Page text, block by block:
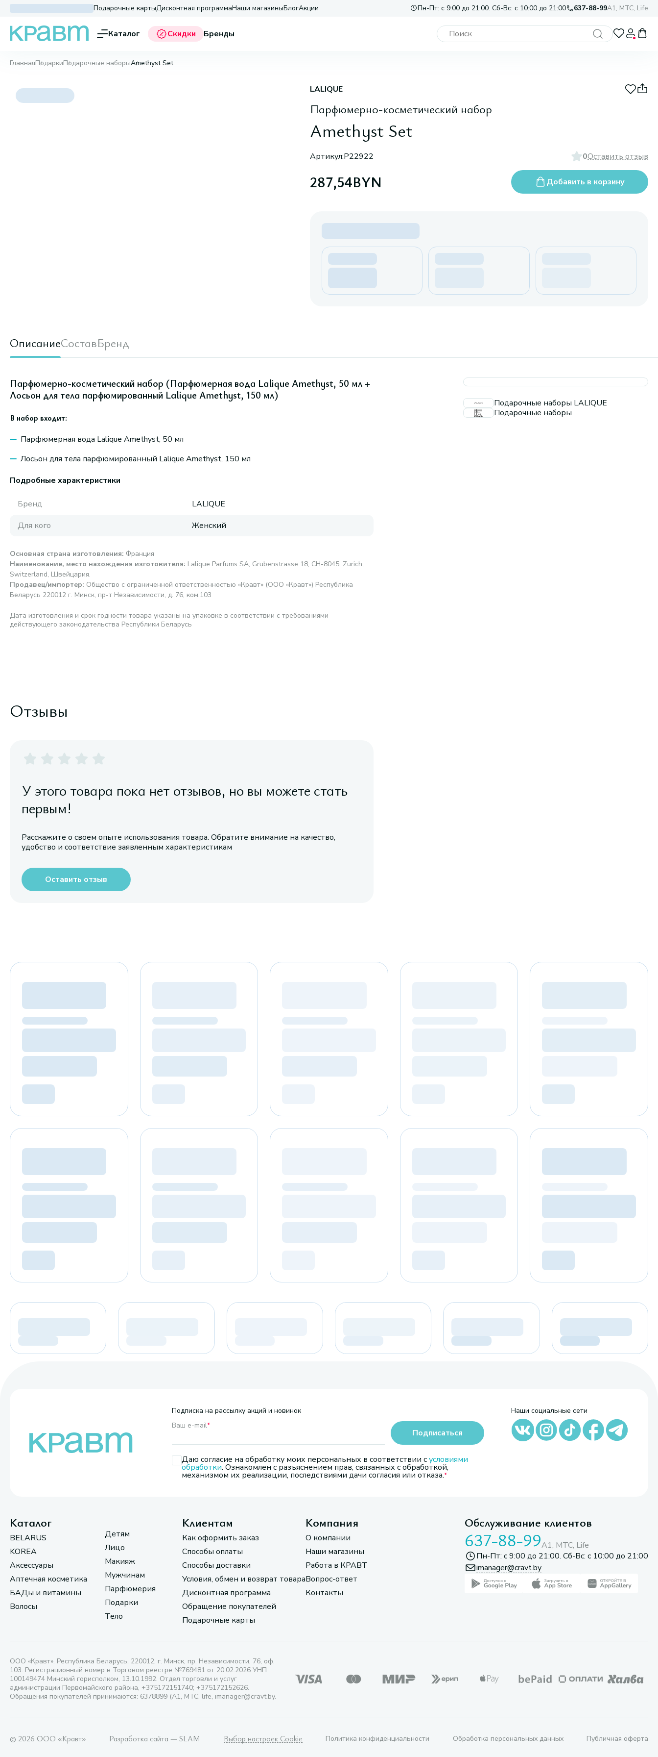
Подарочные картыДисконтная программаНаши магазиныБлогАкции Пн-Пт: с 9:00 до 21:00. Сб-Вс: с 10:00 до 21:00 637-88-99A1, МТС, Life
Каталог Скидки Бренды
ГлавнаяПодаркиПодарочные наборыAmethyst Set
LALIQUE
Парфюмерно-косметический набор
Amethyst Set
Артикул:P22922 0Оставить отзыв
287,54BYN Добавить в корзину
ОписаниеСоставБренд
Парфюмерно-косметический набор (Парфюмерная вода Lalique Amethyst, 50 мл +
Лосьон для тела парфюмированный Lalique Amethyst, 150 мл)
В набор входит:
Парфюмерная вода Lalique Amethyst, 50 мл
Лосьон для тела парфюмированный Lalique Amethyst, 150 мл
Подробные характеристики
Бренд
LALIQUE
Для кого
Женский
Основная страна изготовления: Франция
Наименование, место нахождения изготовителя: Lalique Parfums SA, Grubenstrasse 18, CH-8045, Zurich,
Switzerland, Швейцария.
Продавец/импортер: Общество с ограниченной ответственностью «Кравт» (ООО «Кравт») Республика
Беларусь 220012 г. Минск, пр-т Независимости, д. 76, ком.103
Дата изготовления и срок годности товара указаны на упаковке в соответствии с требованиями
действующего законодательства Республики Беларусь
Подарочные наборы LALIQUE
Подарочные наборы
Отзывы
У этого товара пока нет отзывов, но вы можете стать
первым!
Расскажите о своем опыте использования товара. Обратите внимание на качество,
удобство и соответствие заявленным характеристикам
Оставить отзыв
Подписка на рассылку акций и новинок
Ваш e-mail*
Даю согласие на обработку моих персональных в соответствии сусловиями
обработки. Ознакомлен с разъяснением прав, связанных с обработкой,
механизмом их реализации, последствиями дачи согласия или отказа.
Подписаться
Наши социальные сети
Каталог
BELARUS
KOREA
Аксессуары
Аптечная косметика
БАДы и витамины
Волосы
Детям
Лицо
Макияж
Мужчинам
Парфюмерия
Подарки
Тело
Клиентам
Как оформить заказ
Способы оплаты
Способы доставки
Условия, обмен и возврат товара
Дисконтная программа
Обращение покупателей
Подарочные карты
Компания
О компании
Наши магазины
Работа в КРАВТ
Вопрос-ответ
Контакты
Обслуживание клиентов
637-88-99A1, МТС, Life
Пн-Пт: с 9:00 до 21:00. Сб-Вс: с 10:00 до 21:00
imanager@cravt.by
ООО «Кравт». Республика Беларусь, 220012, г. Минск, пр. Независимости, 76, оф.
103. Регистрационный номер в Торговом реестре №769481 от 20.02.2026 УНП
100149474 Минский горисполком, 13.10.1992. Отдел торговли и услуг
администрации Первомайского района, +375172151740; +375172152626.
Обращения покупателей принимаются: 6378899 (А1, МТС, life, imanager@cravt.by.
© 2026 ООО «Кравт» Разработка сайта — SLAM Выбор настроек Cookie Политика конфиденциальности Обработка персональных данных Публичная оферта